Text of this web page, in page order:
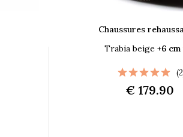
Chaussures
Trabia beige +6 cm
€ 179.90